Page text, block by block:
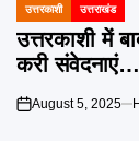
POSTED
IN
उत्तरकाशी उत्तराखंड
उत्तरकाशी में
करी
on
August 5, 2025